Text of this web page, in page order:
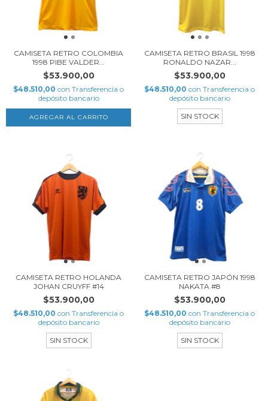
CAMISETA RETRO COLOMBIA
1998 PIBE VALDER...
$53.900,00
$48.510,00 con Transferencia o
depósito bancario
AGREGAR AL CARRITO
CAMISETA RETRO BRASIL 1998
RONALDO NAZAR...
$53.900,00
$48.510,00 con Transferencia o
depósito bancario
SIN STOCK
CAMISETA RETRO HOLANDA
JOHAN CRUYFF #14
$53.900,00
$48.510,00 con Transferencia o
depósito bancario
SIN STOCK
CAMISETA RETRO JAPÓN 1998
NAKATA #8
$53.900,00
$48.510,00 con Transferencia o
depósito bancario
SIN STOCK